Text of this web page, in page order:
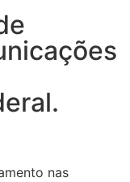
nas